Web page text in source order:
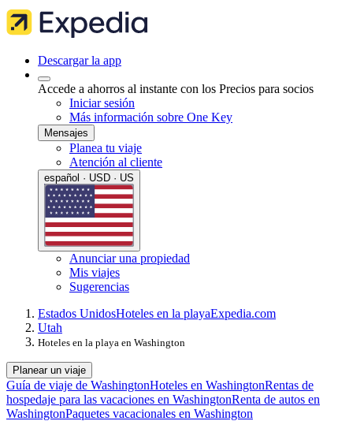
Descargar la app
Accede a ahorros al instante con los Precios para socios
Iniciar sesión
Más información sobre One Key
Mensajes
Planea tu viaje
Atención al cliente
español · USD · US
Anunciar una propiedad
Mis viajes
Sugerencias
Estados UnidosHoteles en la playaExpedia.com
Utah
Hoteles en la playa en Washington
Planear un viaje
Guía de viaje de WashingtonHoteles en WashingtonRentas de
hospedaje para las vacaciones en WashingtonRenta de autos en
WashingtonPaquetes vacacionales en Washington